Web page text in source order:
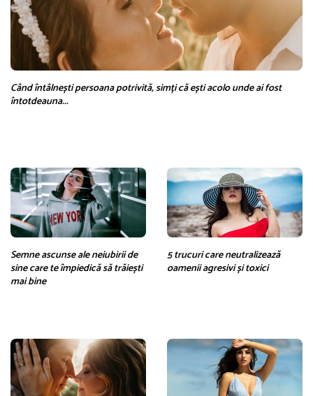
Când întâlnești persoana potrivită, simți că ești acolo unde ai fost
întotdeauna...
Semne ascunse ale neiubirii de
sine care te împiedică să trăiești
mai bine
5 trucuri care neutralizează
oamenii agresivi și toxici